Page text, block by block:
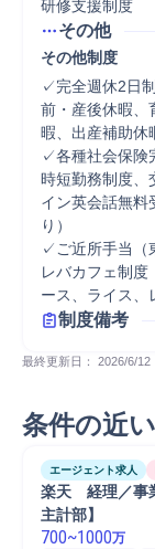
研修支援制度
その他
その他制度
✓完全週休2日
前・産後休暇、
暇、出産補助休
✓各種社会保険
時短勤務制度、
イン英会話無料
り）
✓ご近所手当（
レバカフェ制度
ース、ライス、
制度備考
最終更新日： 2026/6/12
条件の近
エージェント求人
楽天　経理／事
主計部】
700~1000万